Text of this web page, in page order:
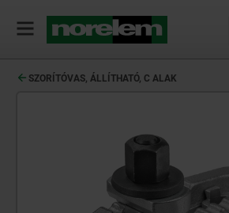
SZORÍTÓVAS, ÁLLÍTHATÓ, C ALAK